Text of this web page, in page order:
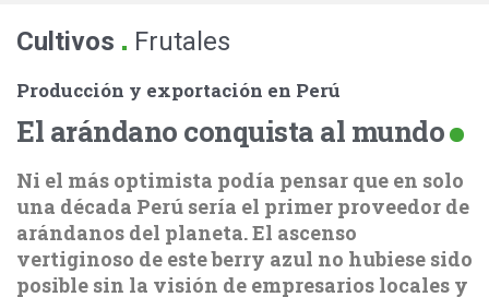
Cultivos . Frutales
Producción y exportación en Perú
El arándano conquista al mundo
Ni el más optimista podía pensar que en solo
una década Perú sería el primer proveedor de
arándanos del planeta. El ascenso
vertiginoso de este berry azul no hubiese sido
posible sin la visión de empresarios locales y